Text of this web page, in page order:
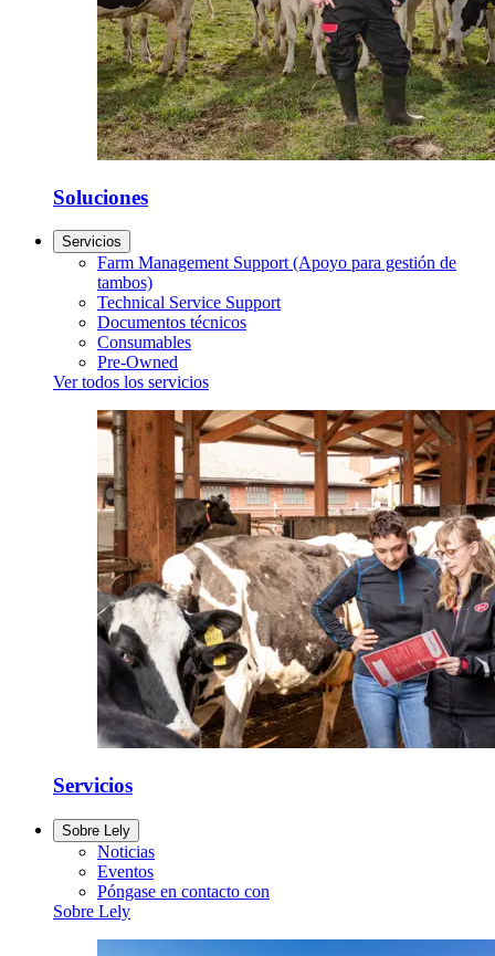
Soluciones
Servicios
Farm Management Support (Apoyo para gestión de
tambos)
Technical Service Support
Documentos técnicos
Consumables
Pre-Owned
Ver todos los servicios
Servicios
Sobre Lely
Noticias
Eventos
Póngase en contacto con
Sobre Lely